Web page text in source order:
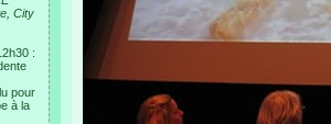
City
:
pour
à la